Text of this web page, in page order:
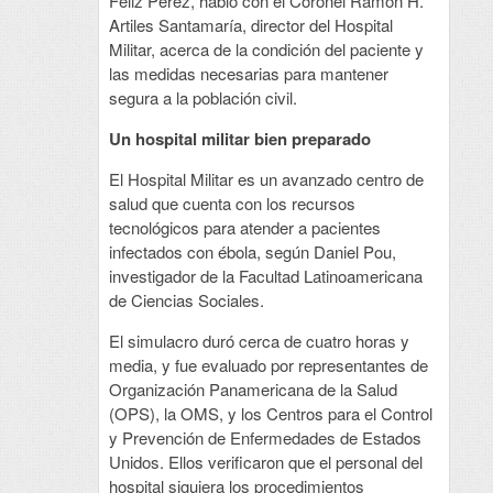
Artiles Santamaría, director del Hospital
Militar, acerca de la condición del paciente y
las medidas necesarias para mantener
segura a la población civil.
Un hospital militar bien preparado
El Hospital Militar es un avanzado centro de
salud que cuenta con los recursos
tecnológicos para atender a pacientes
infectados con ébola, según Daniel Pou,
investigador de la Facultad Latinoamericana
de Ciencias Sociales.
El simulacro duró cerca de cuatro horas y
media, y fue evaluado por representantes de
Organización Panamericana de la Salud
(OPS), la OMS, y los Centros para el Control
y Prevención de Enfermedades de Estados
Unidos. Ellos verificaron que el personal del
hospital siguiera los procedimientos